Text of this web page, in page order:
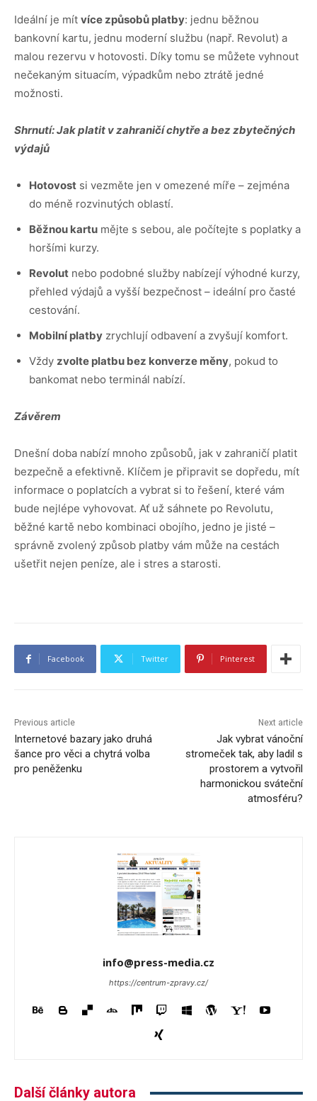
Ideální je mít více způsobů platby: jednu běžnou
bankovní kartu, jednu moderní službu (např. Revolut) a
malou rezervu v hotovosti. Díky tomu se můžete vyhnout
nečekaným situacím, výpadkům nebo ztrátě jedné
možnosti.
Shrnutí: Jak platit v zahraničí chytře a bez zbytečných
výdajů
Hotovost si vezměte jen v omezené míře – zejména
do méně rozvinutých oblastí.
Běžnou kartu mějte s sebou, ale počítejte s poplatky a
horšími kurzy.
Revolut nebo podobné služby nabízejí výhodné kurzy,
přehled výdajů a vyšší bezpečnost – ideální pro časté
cestování.
Mobilní platby zrychlují odbavení a zvyšují komfort.
Vždy zvolte platbu bez konverze měny, pokud to
bankomat nebo terminál nabízí.
Závěrem
Dnešní doba nabízí mnoho způsobů, jak v zahraničí platit
bezpečně a efektivně. Klíčem je připravit se dopředu, mít
informace o poplatcích a vybrat si to řešení, které vám
bude nejlépe vyhovovat. Ať už sáhnete po Revolutu,
běžné kartě nebo kombinaci obojího, jedno je jisté –
správně zvolený způsob platby vám může na cestách
ušetřit nejen peníze, ale i stres a starosti.
Facebook Twitter Pinterest
Previous article
Internetové bazary jako druhá
šance pro věci a chytrá volba
pro peněženku
Next article
Jak vybrat vánoční
stromeček tak, aby ladil s
prostorem a vytvořil
harmonickou sváteční
atmosféru?
info@press-media.cz
https://centrum-zpravy.cz/
Další články autora